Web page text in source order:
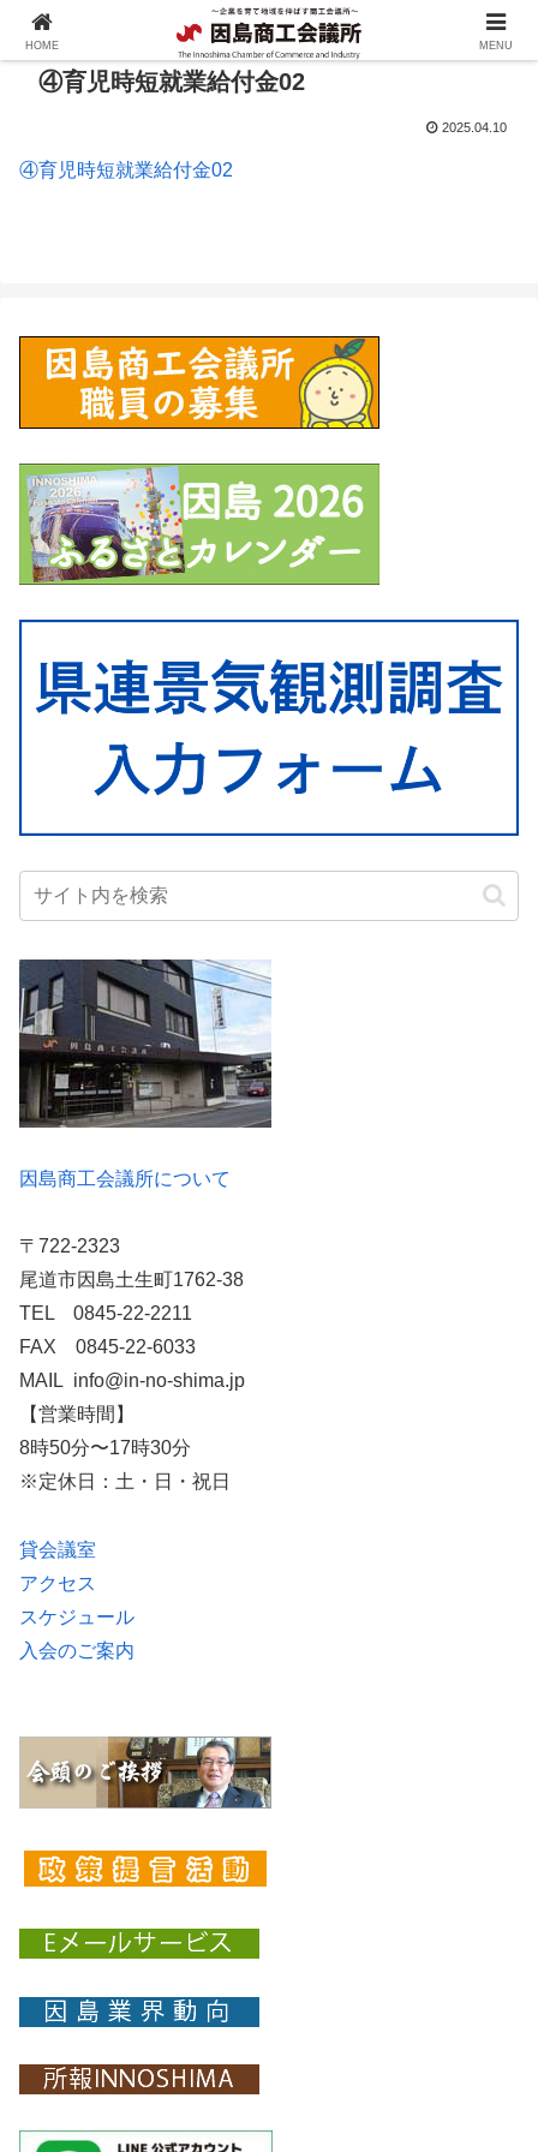
④育児時短就業給付金02
2025.04.10
④育児時短就業給付金02
因島商工会議所について
〒722-2323
尾道市因島土生町1762-38
TEL 0845-22-2211
FAX 0845-22-6033
MAIL info@in-no-shima.jp
【営業時間】
8時50分〜17時30分
※定休日：土・日・祝日
貸会議室
アクセス
スケジュール
入会のご案内
HOME MENU